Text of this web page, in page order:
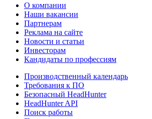
О компании
Наши вакансии
Партнерам
Реклама на сайте
Новости и статьи
Инвесторам
Кандидаты по профессиям
Производственный календарь
Требования к ПО
Безопасный HeadHunter
HeadHunter API
Поиск работы